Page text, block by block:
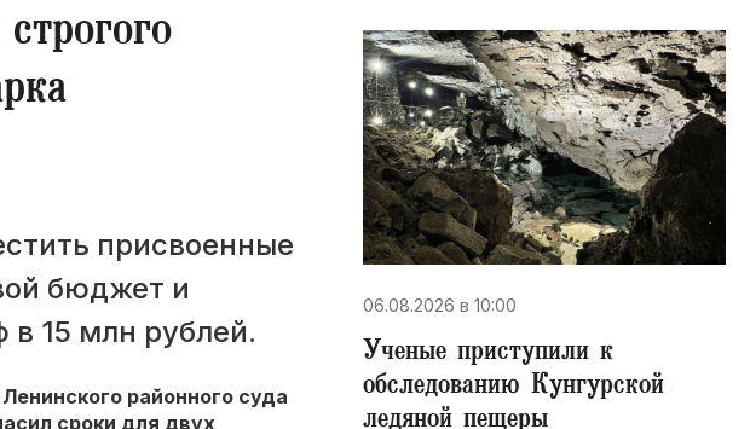
присвоенные
бюджет и
15 млн рублей.
районного суда
сроки для двух
06.08.2026 в 10:00
Ученые приступили к
обследованию Кунгурской